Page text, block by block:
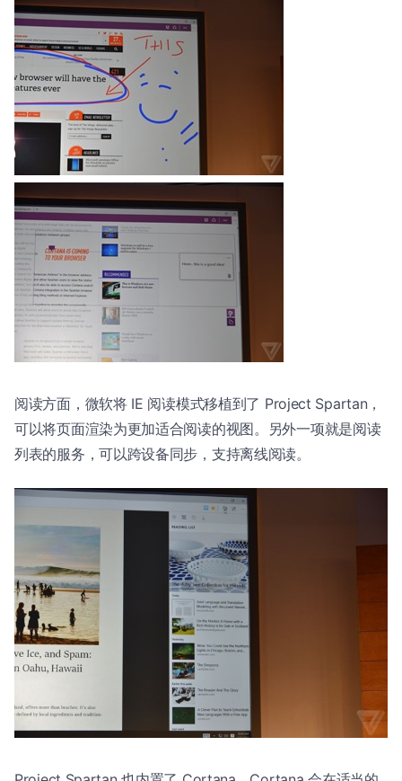
阅读方面，微软将 IE 阅读模式移植到了 Project Spartan，
可以将页面渲染为更加适合阅读的视图。另外一项就是阅读
列表的服务，可以跨设备同步，支持离线阅读。